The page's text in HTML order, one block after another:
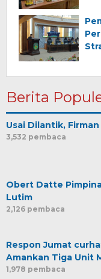
Berita
Usai Dilantik,
3,532 pembaca
Obert Datte
Lutim
2,126 pembaca
Respon Jumat
Amankan Tiga Unit
1,978 pembaca